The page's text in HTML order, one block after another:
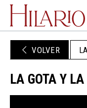
VOLVER
LA GOTA Y